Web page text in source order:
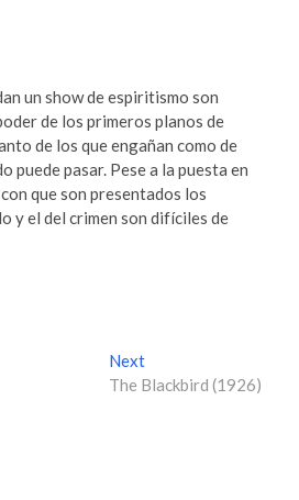
un show de espiritismo son
de los primeros planos de
de los que engañan como de
puede pasar. Pese a la puesta en
que son presentados los
y el del crimen son difíciles de
Next
e
The Blackbird (1926)